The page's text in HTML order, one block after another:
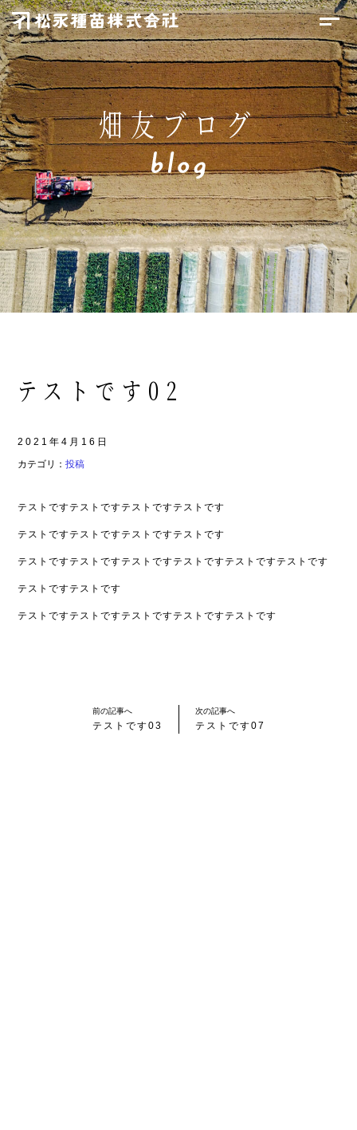
畑友ブログ
テストです02
2021年4月16日
カテゴリ：投稿
テストですテストですテストですテストです
テストですテストですテストですテストです
テストですテストですテストですテストですテストですテストです
テストですテストです
テストですテストですテストですテストですテストです
前の記事へ
テストです03
次の記事へ
テストです07